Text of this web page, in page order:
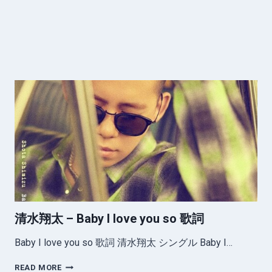
清水翔太 – Baby I love you so 歌詞
Baby I love you so 歌詞 清水翔太 シングル Baby I…
READ MORE清